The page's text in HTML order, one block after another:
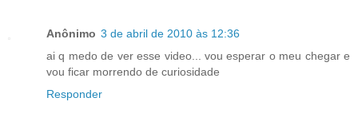
Anônimo 3 de abril de 2010 às 12:36
ai q medo de ver esse video... vou esperar o meu chegar e
vou ficar morrendo de curiosidade
Responder